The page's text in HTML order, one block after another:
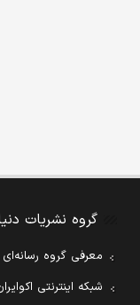
گروه نشریات
معرفی گروه
شبکه اینترنتی